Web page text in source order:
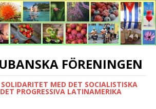
FÖRENINGEN
MED DET SOCIALISTISKA
PROGRESSIVA LATINAMERIKA